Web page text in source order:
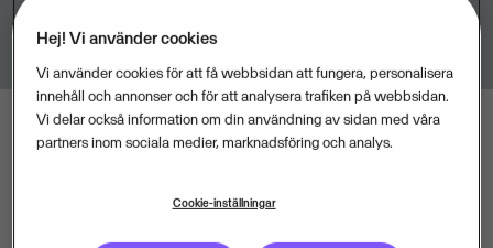
Hej! Vi använder cookies
Vi använder cookies för att få webbsidan att fungera, personalisera
innehåll och annonser och för att analysera trafiken på webbsidan.
Vi delar också information om din användning av sidan med våra
partners inom sociala medier, marknadsföring och analys.
Cookie-inställningar